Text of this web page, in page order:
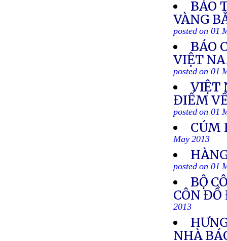
BÁO
VÀNG
posted on 01
BÁO
VIỆT
posted on 01
VIỆT
ĐIỂM
posted on 01
CÚM
May 2013
posted on 01
BỘ
CÔN
2013
NHÀ